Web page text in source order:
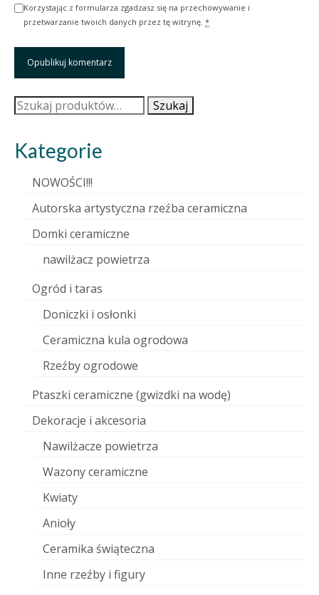
Korzystając z formularza zgadzasz się na przechowywanie i
przetwarzanie twoich danych przez tę witrynę. *
Szukaj: Szukaj
Kategorie
NOWOŚCI!!!
Autorska artystyczna rzeźba ceramiczna
Domki ceramiczne
nawilżacz powietrza
Ogród i taras
Doniczki i osłonki
Ceramiczna kula ogrodowa
Rzeźby ogrodowe
Ptaszki ceramiczne (gwizdki na wodę)
Dekoracje i akcesoria
Nawilżacze powietrza
Wazony ceramiczne
Kwiaty
Anioły
Ceramika świąteczna
Inne rzeźby i figury